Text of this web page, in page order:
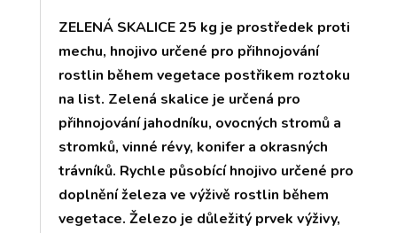
ZELENÁ SKALICE 25 kg je prostředek proti
mechu, hnojivo určené pro přihnojování
rostlin během vegetace postřikem roztoku
na list. Zelená skalice je určená pro
přihnojování jahodníku, ovocných stromů a
stromků, vinné révy, konifer a okrasných
trávníků. Rychle působící hnojivo určené pro
doplnění železa ve výživě rostlin během
vegetace. Železo je důležitý prvek výživy,